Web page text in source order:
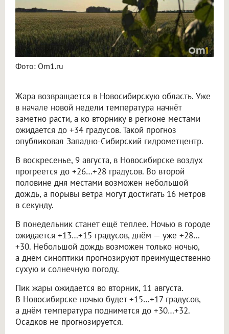
Фото: Om1.ru
Жара возвращается в Новосибирскую область. Уже
в начале новой недели температура начнёт
заметно расти, а ко вторнику в регионе местами
ожидается до +34 градусов. Такой прогноз
опубликовал Западно-Сибирский гидрометцентр.
В воскресенье, 9 августа, в Новосибирске воздух
прогреется до +26…+28 градусов. Во второй
половине дня местами возможен небольшой
дождь, а порывы ветра могут достигать 16 метров
в секунду.
В понедельник станет ещё теплее. Ночью в городе
ожидается +13…+15 градусов, днём — уже +28…
+30. Небольшой дождь возможен только ночью,
а днём синоптики прогнозируют преимущественно
сухую и солнечную погоду.
Пик жары ожидается во вторник, 11 августа.
В Новосибирске ночью будет +15…+17 градусов,
а днём температура поднимется до +30…+32.
Осадков не прогнозируется.